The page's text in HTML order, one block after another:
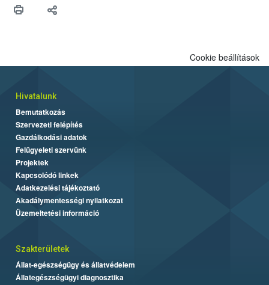
Cookie beállítások
Hivatalunk
Bemutatkozás
Szervezeti felépítés
Gazdálkodási adatok
Felügyeleti szervünk
Projektek
Kapcsolódó linkek
Adatkezelési tájékoztató
Akadálymentességi nyilatkozat
Üzemeltetési információ
Szakterületek
Állat-egészségügy és állatvédelem
Állategészségügyi diagnosztika